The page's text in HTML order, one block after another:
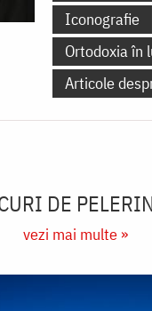
Iconografie
Ortodoxia în
Articole
DE
vezi mai multe »